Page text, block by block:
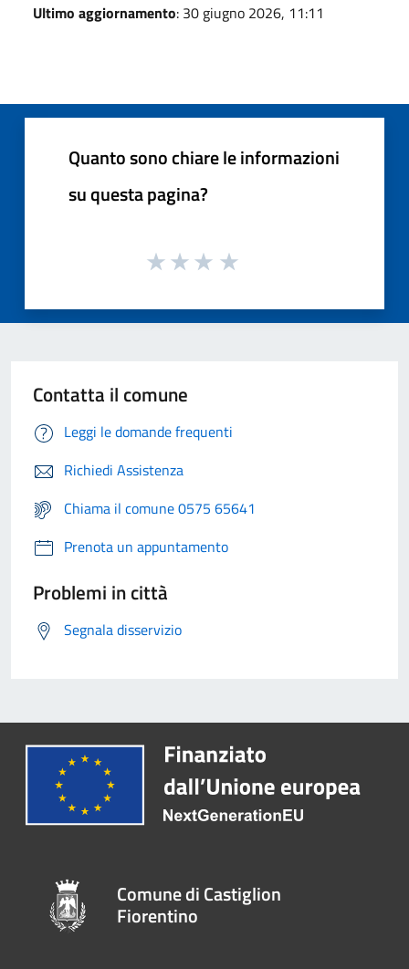
Ultimo aggiornamento: 30 giugno 2026, 11:11
Quanto sono chiare le informazioni
su questa pagina?
Contatta il comune
Leggi le domande frequenti
Richiedi Assistenza
Chiama il comune 0575 65641
Prenota un appuntamento
Problemi in città
Segnala disservizio
Comune di Castiglion
Fiorentino